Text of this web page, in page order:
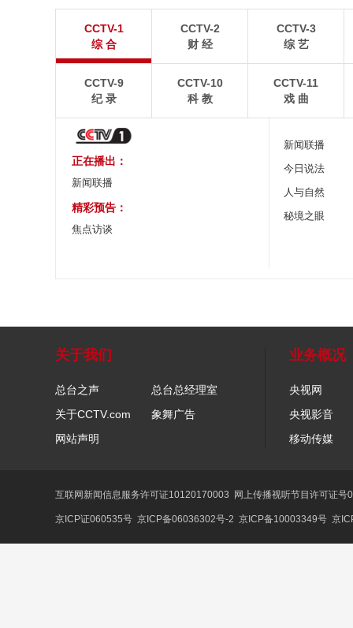
二号悬崖电梯“扶摇梯”近日正式投运，将山乡学子单
程3个多小时的求学路缩减至30分钟。
瓦屋山雄浑平顶与峨
CCTV-1
综 合
CCTV-2
财 经
CCTV-3
综 艺
CCTV-9
纪 录
CCTV-10
科 教
CCTV-11
戏 曲
正在播出：
新闻联播
精彩预告：
焦点访谈
新闻联播
今日说法
人与自然
秘境之眼
关于我们
总台之声
总台总经理室
关于CCTV.com
象舞广告
网站声明
业务概况
央视网
央视影音
移动传媒
互联网新闻信息服务许可证10120170003 网上传播视听节目许可证
京ICP证060535号 京ICP备06036302号-2 京ICP备10003349号 京